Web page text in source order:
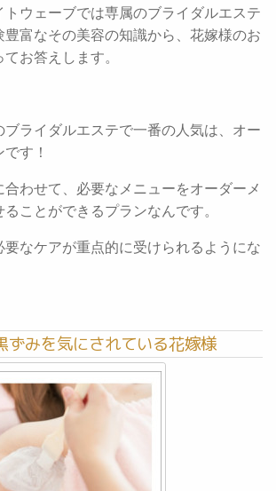
ウェーブでは専属のブライダルエステ
富なその美容の知識から、花嫁様のお
お答えします。
ライダルエステで一番の人気は、オー
す！
わせて、必要なメニューをオーダーメ
ことができるプランなんです。
なケアが重点的に受けられるようにな
ずみを気にされている花嫁様